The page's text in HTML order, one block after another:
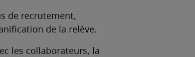
de recrutement,
de la relève.
les collaborateurs, la